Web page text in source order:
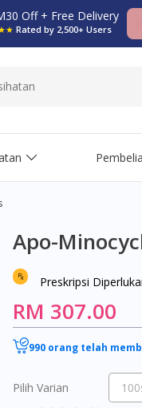
Off + Free Delivery
Rated by 2,500+ Users
Apo-
Preskripsi
RM 307.00
990 orang telah
Pilih Varian